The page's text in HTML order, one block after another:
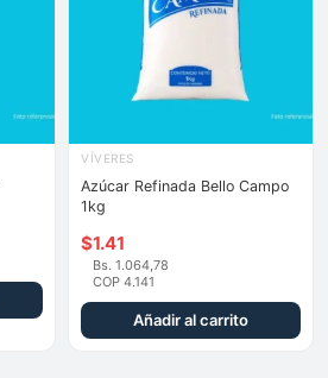
VÍVERES
Azúcar Refinada Bello Campo
1kg
$1.41
Bs. 1.064,78
COP 4.141
Añadir al carrito